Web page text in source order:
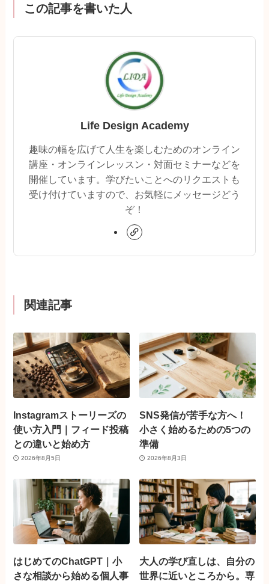
この記事を書いた人
Life Design Academy
趣味の幅を広げて人生を楽しむためのオンライン
講座・オンラインレッスン・対面セミナーなどを
開催しています。学びたいことへのリクエストも
受け付けていますので、お気軽にメッセージどう
ぞ！
関連記事
Instagramストーリーズの
使い方入門｜フィード投稿
との違いと始め方
2026年8月5日
SNS発信が苦手な方へ！
小さく始めるための5つの
準備
2026年8月3日
はじめてのChatGPT｜小
さな相談から始める個人事
大人の学び直しは、自分の
世界に近いところから。専